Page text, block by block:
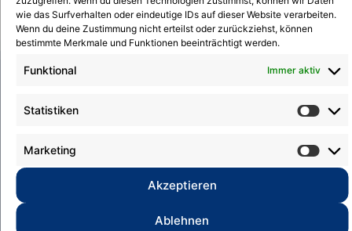
wie das Surfverhalten oder eindeutige IDs auf dieser Website verarbeiten.
Wenn du deine Zustimmung nicht erteilst oder zurückziehst, können
bestimmte Merkmale und Funktionen beeinträchtigt werden.
Funktional Immer aktiv
Statistiken
Marketing
Akzeptieren
Ablehnen
Weiter→
Termine